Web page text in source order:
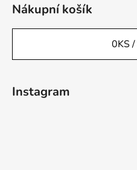
Nákupní košík
0KS /
Instagram